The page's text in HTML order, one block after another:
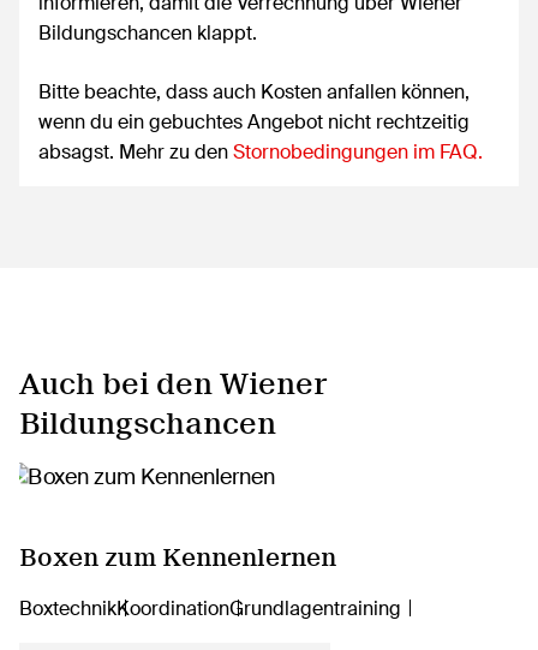
Bildungschancen klappt.
Bitte beachte, dass auch Kosten anfallen können,
wenn du ein gebuchtes Angebot nicht rechtzeitig
absagst. Mehr zu denStornobedingungen im FAQ.
Auch bei den Wiener
Bildungschancen
Boxen zum Kennenlernen
BoxtechnikKoordinationGrundlagentraining